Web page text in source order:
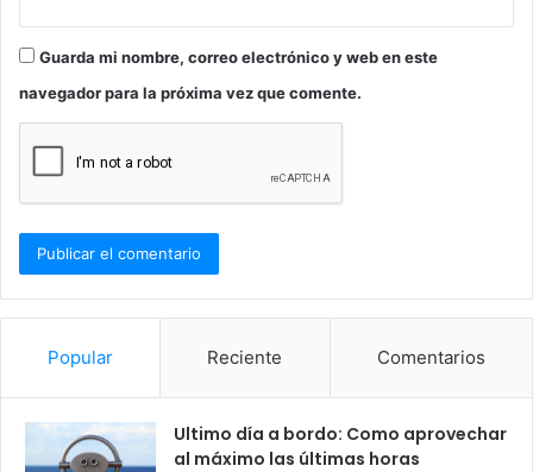
Guarda mi nombre, correo electrónico y web en este
navegador para la próxima vez que comente.
Popular Reciente Comentarios
Ultimo día a bordo: Como aprovechar
al máximo las últimas horas